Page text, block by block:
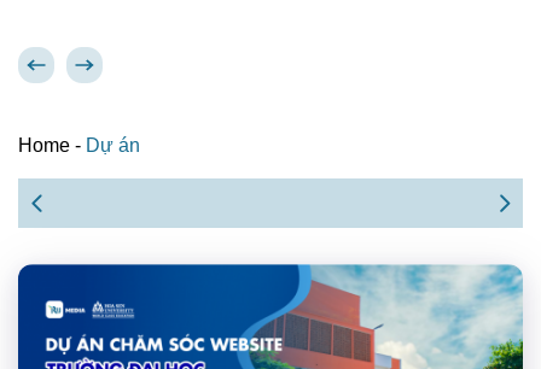
Home - Dự án